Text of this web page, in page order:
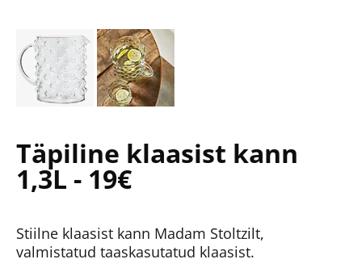
Täpiline klaasist kann
1,3L - 19€
Stiilne klaasist kann Madam Stoltzilt,
valmistatud taaskasutatud klaasist.